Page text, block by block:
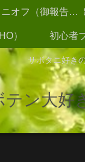
サボタニ好き
テン大好
サボタニオフ（御報告2021～）
） 初心者